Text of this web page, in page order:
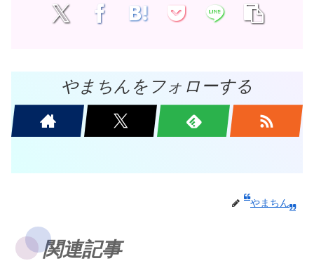
やまちんをフォローする
やまちん
関連記事